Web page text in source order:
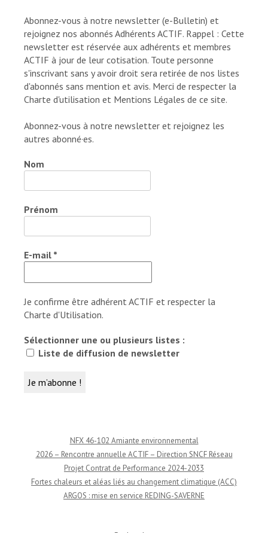
Abonnez-vous à notre newsletter (e-Bulletin) et
rejoignez nos abonnés Adhérents ACTIF. Rappel : Cette
newsletter est réservée aux adhérents et membres
ACTIF à jour de leur cotisation. Toute personne
s'inscrivant sans y avoir droit sera retirée de nos listes
d'abonnés sans mention et avis. Merci de respecter la
Charte d'utilisation et Mentions Légales de ce site.
Abonnez-vous à notre newsletter et rejoignez les
autres abonné·es.
Nom
Prénom
E-mail *
Je confirme être adhérent ACTIF et respecter la
Charte d'Utilisation.
Sélectionner une ou plusieurs listes :
Liste de diffusion de newsletter
NFX 46-102 Amiante environnemental
2026 – Rencontre annuelle ACTIF – Direction SNCF Réseau
Projet Contrat de Performance 2024-2033
Fortes chaleurs et aléas liés au changement climatique (ACC)
ARGOS : mise en service REDING-SAVERNE